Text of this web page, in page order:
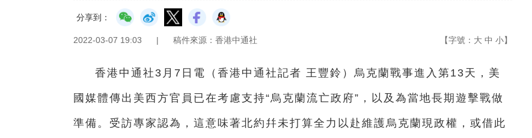
分享到：
2022-03-07 19:03 | 稿件來源：香港中通社 【字號： 大 中 小】
香港中通社3月7日電（香港中通社記者 王豐鈴）烏克蘭戰事進入第13天，美
國媒體傳出美西方官員已在考慮支持“烏克蘭流亡政府”，以及為當地長期遊擊戰做
準備。受訪專家認為，這意味著北約幷未打算全力以赴維護烏克蘭現政權，或借此